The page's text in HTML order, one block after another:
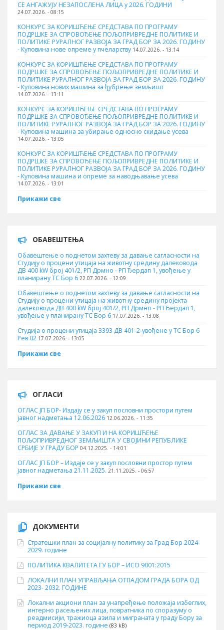
СЕ АНГАЖУЈУ НЕЗАПОСЛЕНА ЛИЦА у 2026. ГОДИНИ
24.07.2026. - 08:15
КОНКУРС ЗА КОРИШЋЕЊЕ СРЕДСТАВА ПО ПРОГРАМУ
ПОДРШКЕ ЗА СПРОВОЂЕЊЕ ПОЉОПРИВРЕДНЕ ПОЛИТИКЕ И
ПОЛИТИКЕ РУРАЛНОГ РАЗВОЈА ЗА ГРАД БОР ЗА 2026. ГОДИНУ
- Куповина нове опреме у пчеларству 14.07.2026. - 13:14
КОНКУРС ЗА КОРИШЋЕЊЕ СРЕДСТАВА ПО ПРОГРАМУ
ПОДРШКЕ ЗА СПРОВОЂЕЊЕ ПОЉОПРИВРЕДНЕ ПОЛИТИКЕ И
ПОЛИТИКЕ РУРАЛНОГ РАЗВОЈА ЗА ГРАД БОР ЗА 2026. ГОДИНУ
- Куповина нових машина за ђубрење земљишт
14.07.2026. - 13:11
КОНКУРС ЗА КОРИШЋЕЊЕ СРЕДСТАВА ПО ПРОГРАМУ
ПОДРШКЕ ЗА СПРОВОЂЕЊЕ ПОЉОПРИВРЕДНЕ ПОЛИТИКЕ И
ПОЛИТИКЕ РУРАЛНОГ РАЗВОЈА ЗА ГРАД БОР ЗА 2026. ГОДИНУ
- Куповинa машина за убирање односно скидање усева
14.07.2026. - 13:05
КОНКУРС ЗА КОРИШЋЕЊЕ СРЕДСТАВА ПО ПРОГРАМУ
ПОДРШКЕ ЗА СПРОВОЂЕЊЕ ПОЉОПРИВРЕДНЕ ПОЛИТИКЕ И
ПОЛИТИКЕ РУРАЛНОГ РАЗВОЈА ЗА ГРАД БОР ЗА 2026. ГОДИНУ
- Куповина машина и опреме за наводњавање усева
14.07.2026. - 13:01
Прикажи све
ОБАВЕШТЕЊА
Обавештење о поднетом захтеву за давање сагласности на
Студију о процени утицаја на животну средину далековода
ДВ 400 kW број 401/2, РП Дрмно - РП Ђердап 1, увођење у
планирану ТС Бор 6 22.07.2026. - 12:09
Обавештење о поднетом захтеву за давање сагласности на
Студију о процени утицаја на животну средину пројекта
далековода ДВ 400 kW број 401/2, РП Дрмно - РП Ђердап 1,
увођење у планирану ТС Бор 6 17.07.2026. - 13:08
Студија о процени утицаја 3393 ДВ 401-2-увођене у ТС Бор 6
Рев 02 17.07.2026. - 13:05
Прикажи све
ОГЛАСИ
ОГЛАС ЈП БОР- Издају се у закуп пословни простори путем
јавног надметања 12.06.2026 12.06.2026. - 11:35
ОГЛАС ЗА ДАВАЊЕ У ЗАКУП И НА КОРИШЋЕЊЕ
ПОЉОПРИВРЕДНОГ ЗЕМЉИШТА У СВОЈИНИ РЕПУБЛИКЕ
СРБИЈЕ У ГРАДУ БОР 04.12.2025. - 14:01
ОГЛАС ЈП БОР – Издаје се у закуп пословни простор путем
јавног надметања 21.11.2025. 21.11.2025. - 06:57
Прикажи све
ДОКУМЕНТИ
Стратешки план за социјалну политику за Град Бор 2024-
2029. године
ПОЛИТИКА КВАЛИТЕТА ГУ БОР – ИСО 9001:2015
ЛОКАЛНИ ПЛАН УПРАВЉАЊА ОТПАДОМ ГРАДА БОРА ОД
2023- 2032. ГОДИНЕ
Локални акциони план за унапређење положаја избеглих,
интерно расељених лица, повратника по споразуму о
реадмисији, тражиоца азила и миграната у граду Бору за
период 2019-2023. године (83 kB)